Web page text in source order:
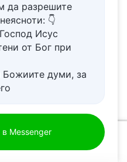
Содом, не само
жители на града
неща в града,
греха; освен тях
за нечестивостта
да разрешите
👇
Исус
от Бог при
думи, за
Messenger
II